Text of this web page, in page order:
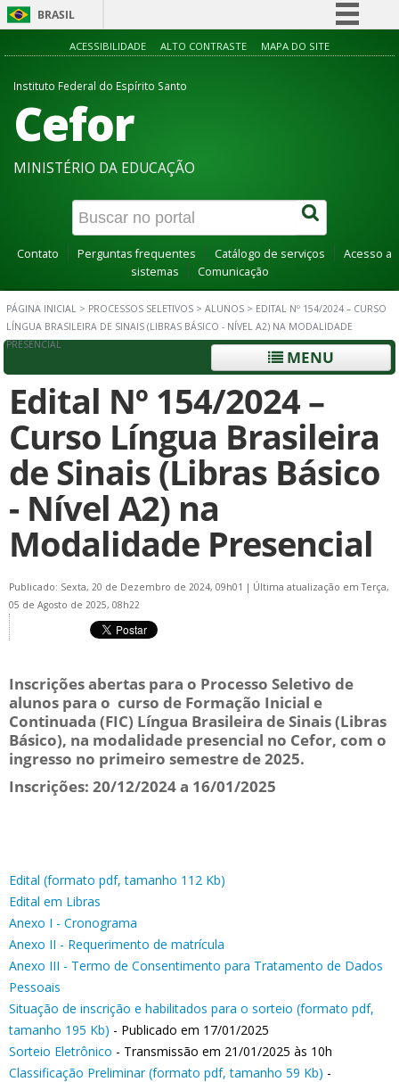
BRASIL
Simplifique!
ACESSIBILIDADE ALTO CONTRASTE MAPA DO SITE
Instituto Federal do Espírito Santo
Cefor
MINISTÉRIO DA EDUCAÇÃO
Contato Perguntas frequentes Catálogo de serviços
Acesso a
sistemas
Comunicação
PÁGINA INICIAL > PROCESSOS SELETIVOS > ALUNOS > EDITAL Nº 154/2024 – CURSO
LÍNGUA BRASILEIRA DE SINAIS (LIBRAS BÁSICO - NÍVEL A2) NA MODALIDADE
PRESENCIAL
MENU
Edital Nº 154/2024 –
Curso Língua Brasileira
de Sinais (Libras Básico
- Nível A2) na
Modalidade Presencial
Publicado: Sexta, 20 de Dezembro de 2024, 09h01 | Última atualização em Terça,
05 de Agosto de 2025, 08h22
Inscrições abertas para o Processo Seletivo de
alunos para o curso de Formação Inicial e
Continuada (FIC) Língua Brasileira de Sinais (Libras
Básico), na modalidade presencial no Cefor, com o
ingresso no primeiro semestre de 2025.
Inscrições: 20/12/2024 a 16/01/2025
Edital (formato pdf, tamanho 112 Kb)
Edital em Libras
Anexo I - Cronograma
Anexo II - Requerimento de matrícula
Anexo III - Termo de Consentimento para Tratamento de Dados
Pessoais
Situação de inscrição e habilitados para o sorteio (formato pdf,
tamanho 195 Kb) - Publicado em 17/01/2025
Sorteio Eletrônico - Transmissão em 21/01/2025 às 10h
Classificação Preliminar (formato pdf, tamanho 59 Kb) -